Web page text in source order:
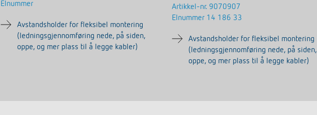
Elnummer
Avstandsholder for fleksibel montering
(ledningsgjennomføring nede, på siden,
oppe, og mer plass til å legge kabler)
Artikkel-nr. 9070907
Elnummer 14 186 33
Avstandsholder for fleksibel montering
(ledningsgjennomføring nede, på siden,
oppe, og mer plass til å legge kabler)